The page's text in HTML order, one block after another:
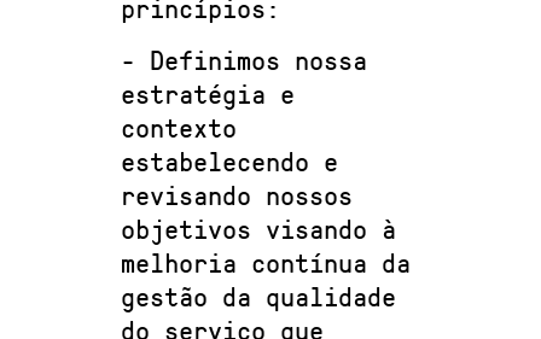
princípios:
- Definimos nossa
estratégia e
contexto
estabelecendo e
revisando nossos
objetivos visando à
melhoria contínua da
gestão da qualidade
do serviço que